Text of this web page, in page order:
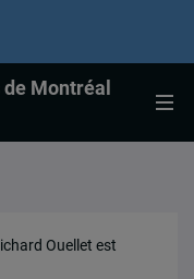
Montréal
Ouellet est